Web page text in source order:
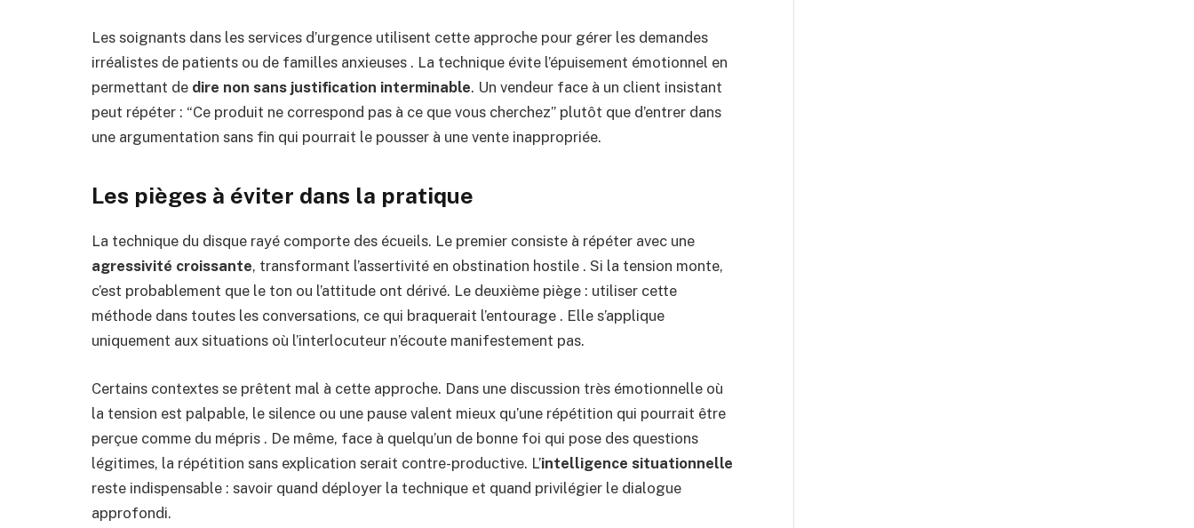
Les soignants dans les services d’urgence utilisent cette approche pour gérer les demandes
irréalistes de patients ou de familles anxieuses . La technique évite l’épuisement émotionnel en
permettant de dire non sans justification interminable. Un vendeur face à un client insistant
peut répéter : “Ce produit ne correspond pas à ce que vous cherchez” plutôt que d’entrer dans
une argumentation sans fin qui pourrait le pousser à une vente inappropriée.
Les pièges à éviter dans la pratique
La technique du disque rayé comporte des écueils. Le premier consiste à répéter avec une
agressivité croissante, transformant l’assertivité en obstination hostile . Si la tension monte,
c’est probablement que le ton ou l’attitude ont dérivé. Le deuxième piège : utiliser cette
méthode dans toutes les conversations, ce qui braquerait l’entourage . Elle s’applique
uniquement aux situations où l’interlocuteur n’écoute manifestement pas.
Certains contextes se prêtent mal à cette approche. Dans une discussion très émotionnelle où
la tension est palpable, le silence ou une pause valent mieux qu’une répétition qui pourrait être
perçue comme du mépris . De même, face à quelqu’un de bonne foi qui pose des questions
légitimes, la répétition sans explication serait contre-productive. L’intelligence situationnelle
reste indispensable : savoir quand déployer la technique et quand privilégier le dialogue
approfondi.